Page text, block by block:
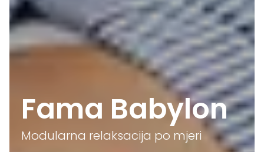
Fama Babylon
Modularna relaksacija po mjeri